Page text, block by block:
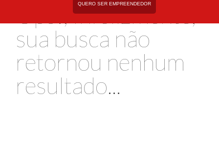
QUERO SER EMPREENDEDOR
Ops!, Infelizmente,
sua busca não
retornou nenhum
resultado...